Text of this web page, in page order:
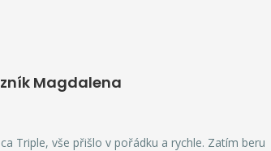
Magdalena
Triple, vše přišlo v pořádku a rychle. Zatím beru